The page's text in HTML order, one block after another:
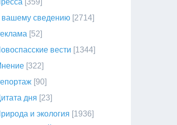
[359]
вашему сведению [2714]
[52]
вести [1344]
[322]
[90]
дня [23]
и экология [1936]